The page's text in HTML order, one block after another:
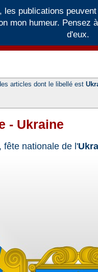
les publications
mon humeur. Pensez
d'eux.
articles dont le libellé est
- Ukraine
fête nationale de l'